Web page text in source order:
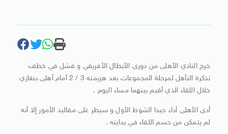
خرج النادي الأهلى من دورى الأبطال الأفريقي و فشل في خطف
تذكرة التأهل لمرحلة المجموعات بعد هزيمته 3 / 2 أمام أهلى بنغازي
خلال اللقاء الذي أقيم بينهما مساء اليوم .
أدى الأهلى أداء جيدا الشوط الأول و سيطر على مقاليد الأمور إلا أنه
لم يتمكن من حسم اللقاء في بدايته .